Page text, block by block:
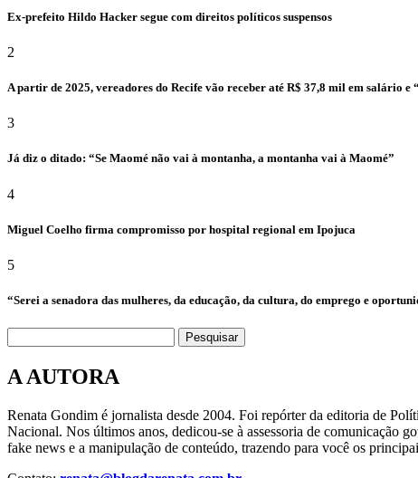
Ex-prefeito Hildo Hacker segue com direitos políticos suspensos
2
A partir de 2025, vereadores do Recife vão receber até R$ 37,8 mil em salário e
3
Já diz o ditado: “Se Maomé não vai à montanha, a montanha vai à Maomé”
4
Miguel Coelho firma compromisso por hospital regional em Ipojuca
5
“Serei a senadora das mulheres, da educação, da cultura, do emprego e
Pesquisar
A AUTORA
Renata Gondim é jornalista desde 2004. Foi repórter da editoria de
Nacional. Nos últimos anos, dedicou-se à assessoria de comunicação
fake news e a manipulação de conteúdo, trazendo para você os